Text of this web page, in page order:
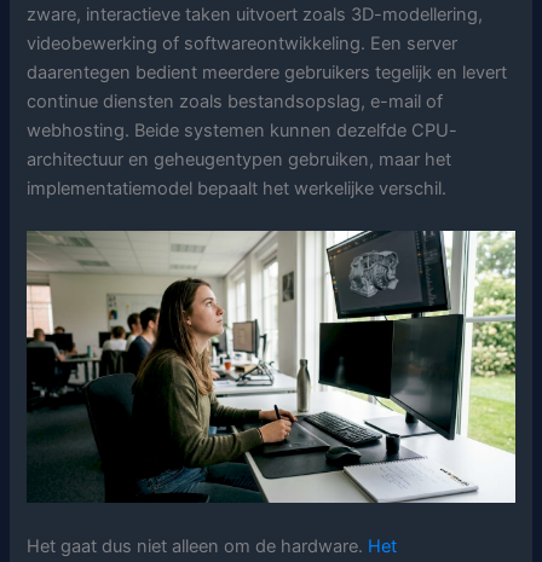
zware, interactieve taken uitvoert zoals 3D-modellering,
videobewerking of softwareontwikkeling. Een server
daarentegen bedient meerdere gebruikers tegelijk en levert
continue diensten zoals bestandsopslag, e-mail of
webhosting. Beide systemen kunnen dezelfde CPU-
architectuur en geheugentypen gebruiken, maar het
implementatiemodel bepaalt het werkelijke verschil.
Het gaat dus niet alleen om de hardware. Het